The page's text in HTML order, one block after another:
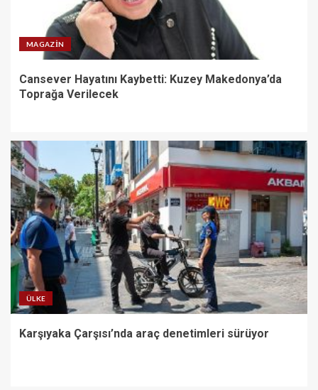
MAGAZIN
Cansever Hayatını Kaybetti: Kuzey Makedonya’da
Toprağa Verilecek
ÜLKE
Karşıyaka Çarşısı’nda araç denetimleri sürüyor